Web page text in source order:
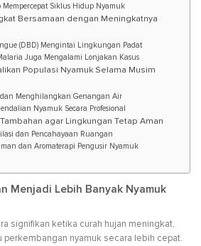
Siklus Hidup Nyamuk
Bersamaan dengan Meningkatnya
(DBD) Mengintai Lingkungan Padat
Juga Mengalami Lonjakan Kasus
Populasi Nyamuk Selama Musim
dan Menghilangkan Genangan Air
Nyamuk Secara Profesional
agar Lingkungan Tetap Aman
dan Pencahayaan Ruangan
dan Aromaterapi Pengusir Nyamuk
Menjadi Lebih Banyak Nyamuk
signifikan ketika curah hujan meningkat,
perkembangan nyamuk secara lebih cepat.